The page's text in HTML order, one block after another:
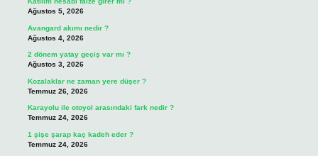
Ağustos 5, 2026
Avangard akımı nedir ?
Ağustos 4, 2026
2 dönem yatay geçiş var mı ?
Ağustos 3, 2026
Kozalaklar ne zaman yere düşer ?
Temmuz 26, 2026
Karayolu ile otoyol arasındaki fark nedir ?
Temmuz 24, 2026
1 şişe şarap kaç kadeh eder ?
Temmuz 24, 2026